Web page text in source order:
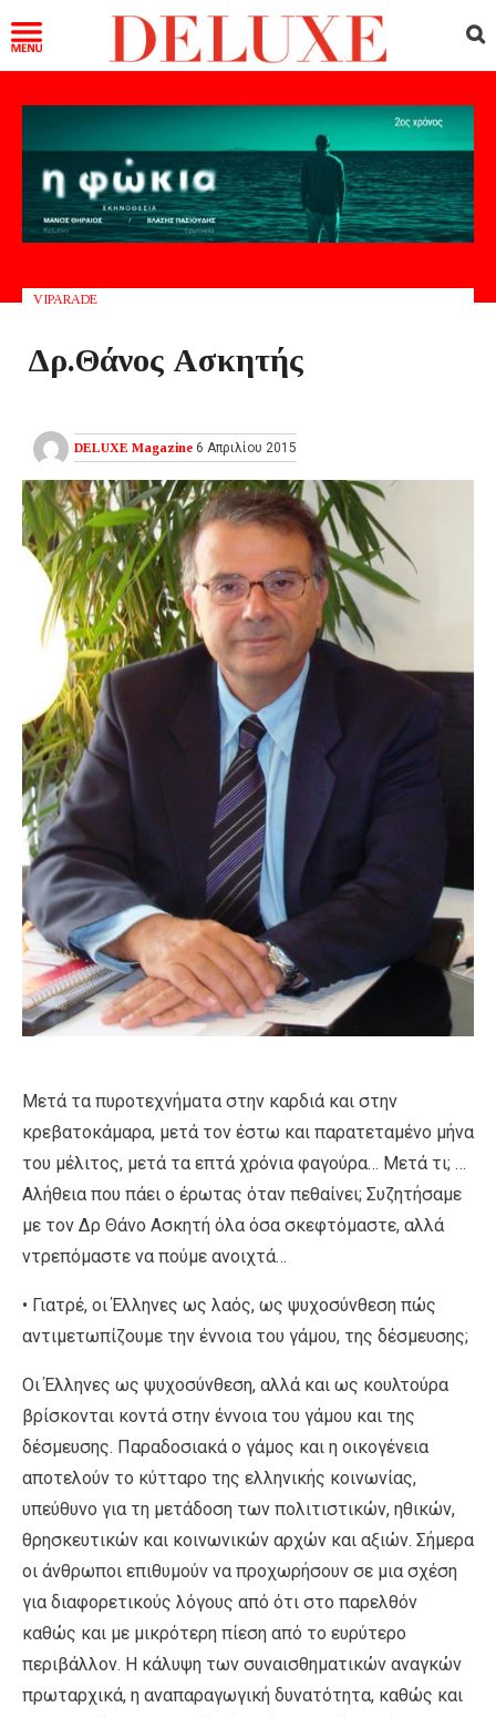
VIPARADE
Δρ.Θάνος Ασκητής
DELUXE Magazine 6 Απριλίου 2015
Μετά τα πυροτεχνήματα στην καρδιά και στην
κρεβατοκάμαρα, μετά τον έστω και παρατεταμένο μήνα
του μέλιτος, μετά τα επτά χρόνια φαγούρα… Μετά τι; …
Αλήθεια που πάει ο έρωτας όταν πεθαίνει; Συζητήσαμε
με τον Δρ Θάνο Ασκητή όλα όσα σκεφτόμαστε, αλλά
ντρεπόμαστε να πούμε ανοιχτά…
• Γιατρέ, οι Έλληνες ως λαός, ως ψυχοσύνθεση πώς
αντιμετωπίζουμε την έννοια του γάμου, της δέσμευσης;
Οι Έλληνες ως ψυχοσύνθεση, αλλά και ως κουλτούρα
βρίσκονται κοντά στην έννοια του γάμου και της
δέσμευσης. Παραδοσιακά ο γάμος και η οικογένεια
αποτελούν το κύτταρο της ελληνικής κοινωνίας,
υπεύθυνο για τη μετάδοση των πολιτιστικών, ηθικών,
θρησκευτικών και κοινωνικών αρχών και αξιών. Σήμερα
οι άνθρωποι επιθυμούν να προχωρήσουν σε μια σχέση
για διαφορετικούς λόγους από ότι στο παρελθόν
καθώς και με μικρότερη πίεση από το ευρύτερο
περιβάλλον. Η κάλυψη των συναισθηματικών αναγκών
πρωταρχικά, η αναπαραγωγική δυνατότητα, καθώς και